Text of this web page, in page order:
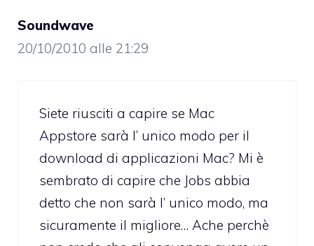
Soundwave
20/10/2010 alle 21:29
Siete riusciti a capire se Mac
Appstore sarà l’ unico modo per il
download di applicazioni Mac? Mi è
sembrato di capire che Jobs abbia
detto che non sarà l’ unico modo, ma
sicuramente il migliore… Ache perchè